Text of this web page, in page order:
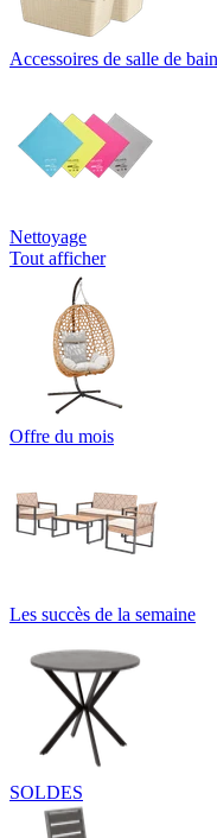
Accessoires de salle de bain
Nettoyage
Tout afficher
Offre du mois
Les succès de la semaine
SOLDES